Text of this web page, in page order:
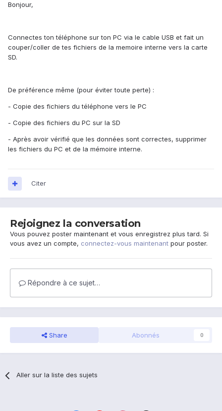
Bonjour,
Connectes ton téléphone sur ton PC via le cable USB et fait un
couper/coller de tes fichiers de la memoire interne vers la carte
SD.
De préférence même (pour éviter toute perte) :
- Copie des fichiers du téléphone vers le PC
- Copie des fichiers du PC sur la SD
- Après avoir vérifié que les données sont correctes, supprimer
les fichiers du PC et de la mémoire interne.
Citer
Rejoignez la conversation
Vous pouvez poster maintenant et vous enregistrez plus tard. Si
vous avez un compte, connectez-vous maintenant pour poster.
Répondre à ce sujet…
Share Abonnés 0
Aller sur la liste des sujets